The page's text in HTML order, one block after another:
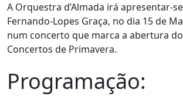
A Orquestra d’Almada irá apresentar-
Fernando-Lopes Graça, no dia 15 de
num concerto que marca a abertura
Concertos de Primavera.
Programação: